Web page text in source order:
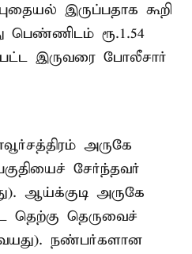
இருப்பதாக கூறி
பெண்ணிடம் ரூ.1.54
இருவரை போலீசார்
அருகே
சேர்ந்தவர்
ஆய்க்குடி அருகே
தெருவைச்
வயது). நண்பர்களான